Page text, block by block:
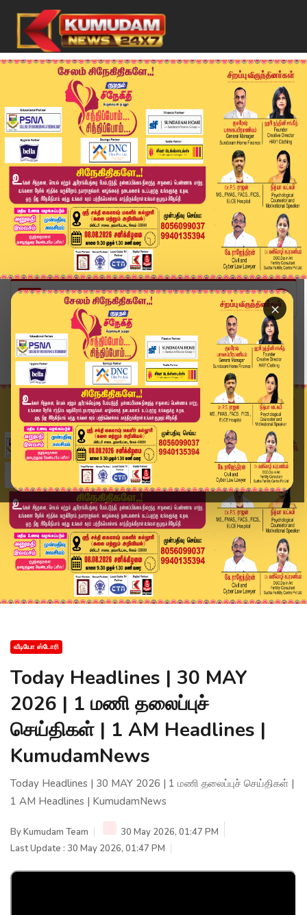
×
Home
வீடியோ ஸ்டோரி
Today Headlines | 30 MAY 2026 | 1 மணி தலைப்புச்...
வீடியோ ஸ்டோரி
Today Headlines | 30 MAY
2026 | 1 மணி தலைப்புச்
செய்திகள் | 1 AM Headlines |
KumudamNews
Today Headlines | 30 MAY 2026 | 1 மணி தலைப்புச் செய்திகள் |
1 AM Headlines | KumudamNews
ByKumudam Team
30 May 2026, 01:47 PM
Last Update : 30 May 2026, 01:47 PM